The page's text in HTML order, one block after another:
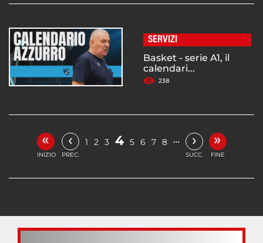
SERVIZI
Basket - serie A1, il
calendari...
238
«
INIZIO
‹
PREC.
1 2 3 4 5 6 7 8 … ›
SUCC.
»
FINE